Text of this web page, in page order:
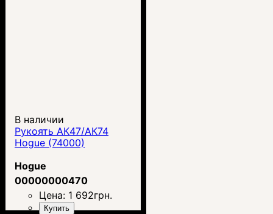
В наличии
Рукоять АК47/АК74
Hogue (74000)
Hogue
00000000470
Цена: 1 692грн.
Купить